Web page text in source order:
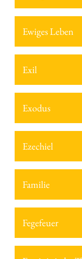
Ewiges Leben
Exil
Exodus
Ezechiel
Familie
Fegefeuer